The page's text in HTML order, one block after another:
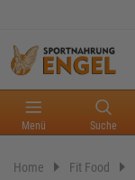
Menü Suche
Home Fit Food